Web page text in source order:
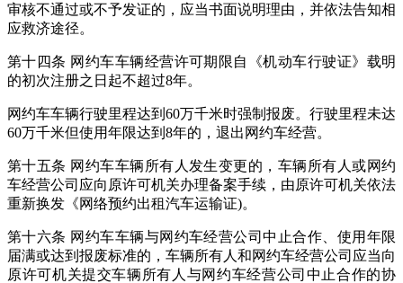
审核不通过或不予发证的，应当书面说明理由，并依法告知相
应救济途径。
第十四条 网约车车辆经营许可期限自《机动车行驶证》载明
的初次注册之日起不超过8年。
网约车车辆行驶里程达到60万千米时强制报废。行驶里程未达
60万千米但使用年限达到8年的，退出网约车经营。
第十五条 网约车车辆所有人发生变更的，车辆所有人或网约
车经营公司应向原许可机关办理备案手续，由原许可机关依法
重新换发《网络预约出租汽车运输证)。
第十六条 网约车车辆与网约车经营公司中止合作、使用年限
届满或达到报废标准的，车辆所有人和网约车经营公司应当向
原许可机关提交车辆所有人与网约车经营公司中止合作的协